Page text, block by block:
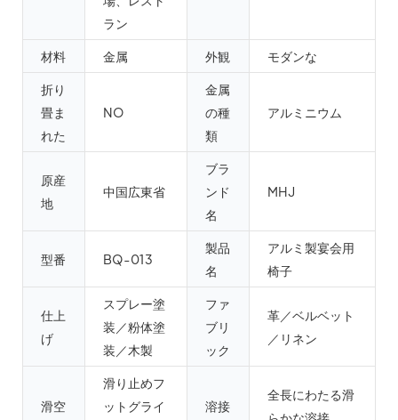
ラン
材料 金属 外観 モダンな
折り
畳ま
れた
NO
金属
の種
類
アルミニウム
原産
地
中国広東省
ブラ
ンド
名
MHJ
型番 BQ-013
製品
名
アルミ製宴会用
椅子
仕上
げ
スプレー塗
装／粉体塗
装／木製
ファ
ブリ
ック
革／ベルベット
／リネン
滑空
滑り止めフ
ットグライ
溶接
全長にわたる滑